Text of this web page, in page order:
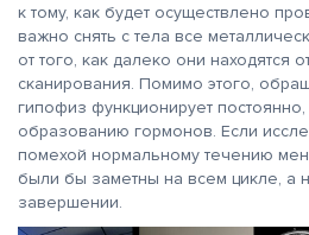
к тому, как будет осуществлено
важно снять с тела все
от того, как далеко они находятся
сканирования. Помимо этого,
гипофиз функционирует постоянно,
образованию гормонов. Если
помехой нормальному течению
были бы заметны на всем цикле, а
завершении.